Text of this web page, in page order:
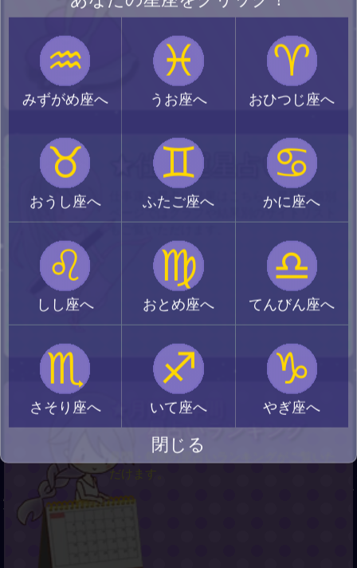
♒
みずがめ座へ
♓
うお座へ
♈
おひつじ座へ
♉
おうし座へ
♊
ふたご座へ
♋
かに座へ
♌
しし座へ
♍
おとめ座へ
♎
てんびん座へ
♏
さそり座へ
♐
いて座へ
♑
やぎ座へ
閉じる
★仕事運星占い
仕事運の星占い結果はこちら。星座の個別
ページではグラフや結果別のサイトリスト
★月間・年間
星占いランキング
月間・年間の星占いランキングがご覧いた
だけます。